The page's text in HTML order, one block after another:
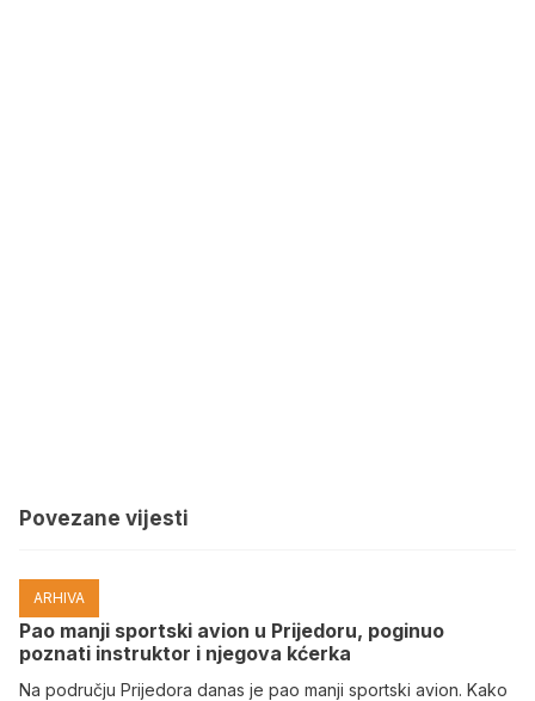
Povezane vijesti
ARHIVA
Pao manji sportski avion u Prijedoru, poginuo
poznati instruktor i njegova kćerka
Na području Prijedora danas je pao manji sportski avion. Kako